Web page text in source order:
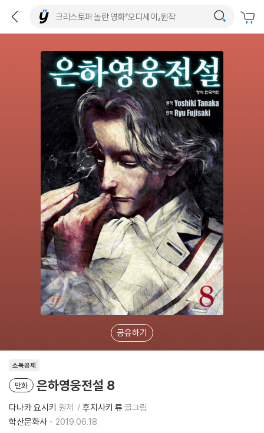
공유하기
소득공제
만화 은하영웅전설 8
다나카 요시키 원저 후지사키 류 글그림
학산문화사
2019.06.18.